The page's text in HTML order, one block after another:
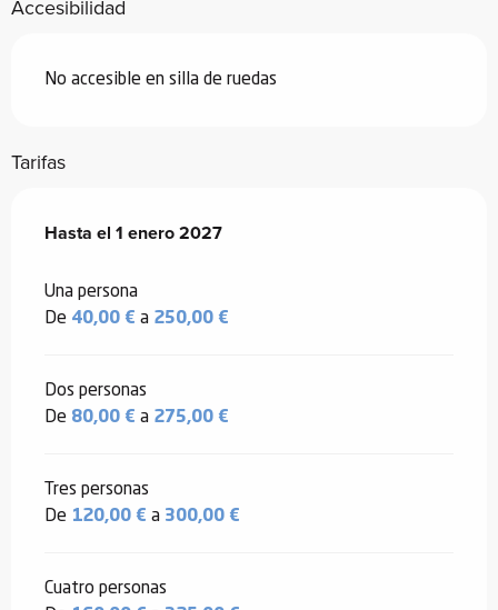
Accesibilidad
No accesible en silla de ruedas
Tarifas
Desde 1 enero 2026hasta
Hasta el 1 enero 2027
Una persona
De 40,00 € a 250,00 €
Dos personas
De 80,00 € a 275,00 €
Tres personas
De 120,00 € a 300,00 €
Cuatro personas